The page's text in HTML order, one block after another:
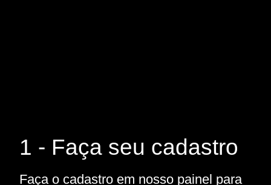
1 - Faça seu cadastro
Faça o cadastro em nosso painel para